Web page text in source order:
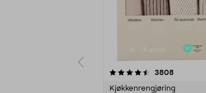
3808
Kjøkkenrengjøring
4.5av 5 stjerner